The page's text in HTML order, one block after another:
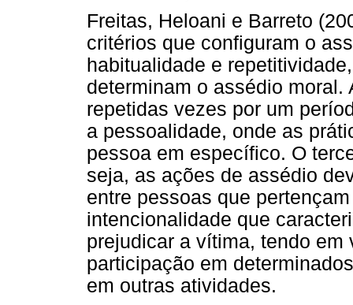
Freitas, Heloani e Barreto
critérios que configuram o
habitualidade e
determinam o assédio
repetidas vezes por um
a pessoalidade, onde as
pessoa em específico. O
seja, as ações de assédio
entre pessoas que
intencionalidade que
prejudicar a vítima, tendo
participação em
em outras atividades.